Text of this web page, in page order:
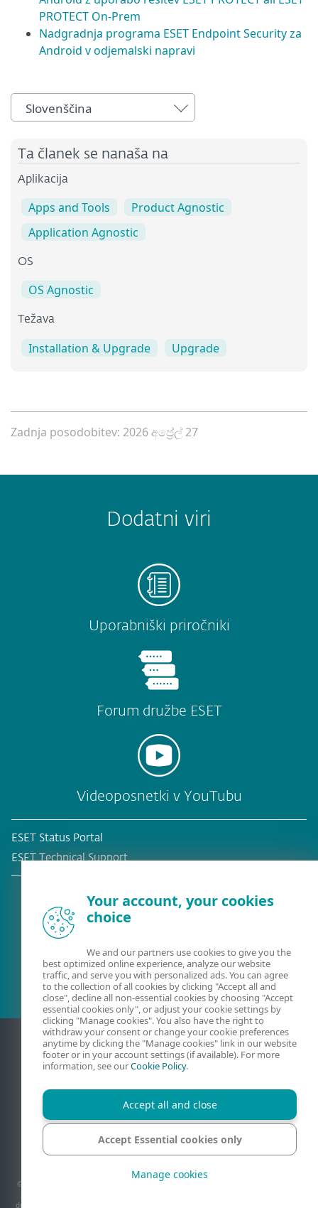
PROTECT On-Prem
Nadgradnja programa ESET Endpoint Security za
Android v odjemalski napravi
Slovenščina
Ta članek se nanaša na
Aplikacija
Apps and Tools
Product Agnostic
Application Agnostic
OS
OS Agnostic
Težava
Installation & Upgrade Upgrade
Zadnja posodobitev: 2026 අප්‍රේල් 27
Dodatni viri
Uporabniški priročniki
Forum družbe ESET
Videoposnetki v YouTubu
ESET Status Portal
ESET Technical Support
Obstoječa stranka?
Zasebnost Pravna obvestila
Prijava ranljivosti
© 1992 - 2026 ESET, spol. s r.o. - Vse pravice pridržane. Tukaj uporabljene blagovne
druga imena in blagovne znamke so registrirane blagovne znamke njihovih podjetij.
Your account, your cookies
choice
We and our partners use cookies to give you the
best optimized online experience, analyze our website
traffic, and serve you with personalized ads. You can agree
to the collection of all cookies by clicking "Accept all and
close", decline all non-essential cookies by choosing "Accept
essential cookies only", or adjust your cookie settings by
clicking "Manage cookies". You also have the right to
withdraw your consent or change your cookie preferences
anytime by clicking the "Manage cookies" link in our website
footer or in your account settings (if available). For more
information, see ourCookie Policy.
Accept all and close
Accept Essential cookies only
Manage cookies